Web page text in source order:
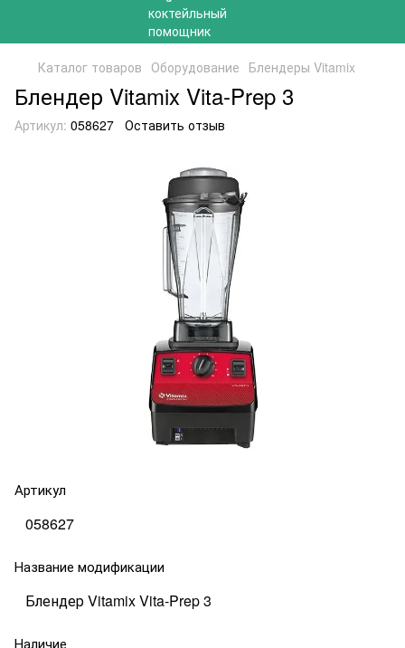
Каталог товаров Оборудование Блендеры Vitamix
Блендер Vitamix Vita-Prep 3
Артикул: 058627 Оставить отзыв
Артикул
058627
Название модификации
Блендер Vitamix Vita-Prep 3
Наличие